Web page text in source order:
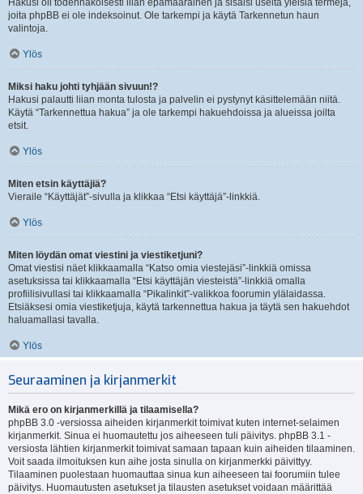
Hakusi oli todennäköisesti liian epämääräinen ja sisälsi useita yleisiä termejä,
joita phpBB ei ole indeksoinut. Ole tarkempi ja käytä Tarkennetun haun
valintoja.
Ylös
Miksi haku johti tyhjään sivuun!?
Hakusi palautti liian monta tulosta ja palvelin ei pystynyt käsittelemään niitä.
Käytä “Tarkennettua hakua” ja ole tarkempi hakuehdoissa ja alueissa joilta
etsit.
Ylös
Miten etsin käyttäjiä?
Vieraile “Käyttäjät”-sivulla ja klikkaa “Etsi käyttäjä”-linkkiä.
Ylös
Miten löydän omat viestini ja viestiketjuni?
Omat viestisi näet klikkaamalla “Katso omia viestejäsi”-linkkiä omissa
asetuksissa tai klikkaamalla “Etsi käyttäjän viesteistä”-linkkiä omalla
profiilisivullasi tai klikkaamalla “Pikalinkit”-valikkoa foorumin ylälaidassa.
Etsiäksesi omia viestiketjuja, käytä tarkennettua hakua ja täytä sen hakuehdot
haluamallasi tavalla.
Ylös
Seuraaminen ja kirjanmerkit
Mikä ero on kirjanmerkillä ja tilaamisella?
phpBB 3.0 -versiossa aiheiden kirjanmerkit toimivat kuten internet-selaimen
kirjanmerkit. Sinua ei huomautettu jos aiheeseen tuli päivitys. phpBB 3.1 -
versiosta lähtien kirjanmerkit toimivat samaan tapaan kuin aiheiden tilaaminen.
Voit saada ilmoituksen kun aihe josta sinulla on kirjanmerkki päivittyy.
Tilaaminen puolestaan huomauttaa sinua kun aiheeseen tai foorumiin tulee
päivitys. Huomautusten asetukset ja tilausten asetukset voidaan määrittää